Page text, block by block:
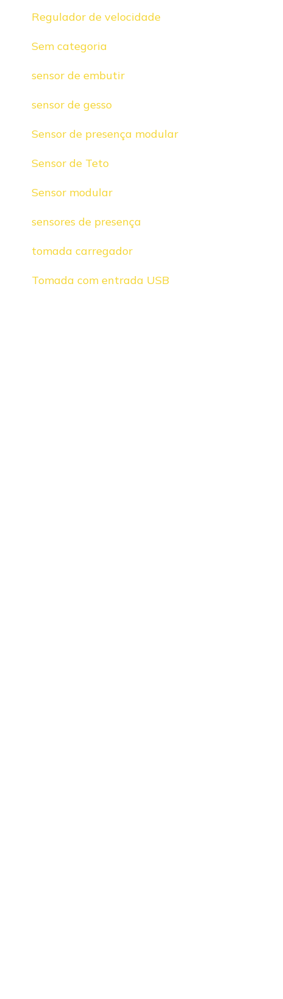
Regulador de velocidade
Sem categoria
sensor de embutir
sensor de gesso
Sensor de presença modular
Sensor de Teto
Sensor modular
sensores de presença
tomada carregador
Tomada com entrada USB